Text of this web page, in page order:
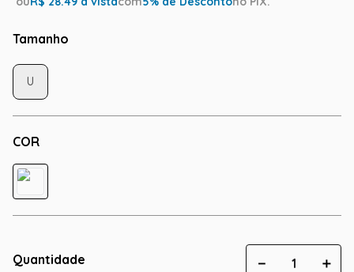
Tamanho
COR
U
Quantidade ＋
－